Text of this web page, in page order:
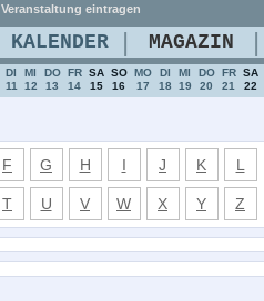
F G H I J K L
T U V W X Y Z
Veranstaltung eintragen
KALENDER | MAGAZIN |
DI
11
MI
12
DO
13
FR
14
SA
15
SO
16
MO
17
DI
18
MI
19
DO
20
FR
21
SA
22